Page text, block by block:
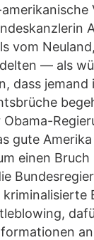
vom
— als
dass jemand
gute
einen